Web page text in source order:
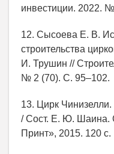
инвестиции. 2022.
12. Сысоева Е. В.
строительства
И. Трушин //
№ 2 (70). С. 95–102.
13. Цирк
/ Сост. Е. Ю. Шаина.
Принт», 2015. 120 с.